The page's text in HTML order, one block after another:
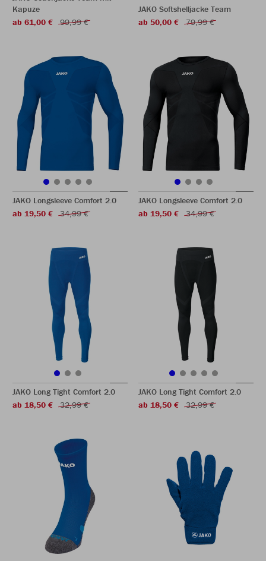
Kapuze
ab 61,00 €
99,99 €
JAKO Softshelljacke Team
ab 50,00 €
79,99 €
JAKO Longsleeve Comfort 2.0
ab 19,50 €
34,99 €
JAKO Longsleeve Comfort 2.0
ab 19,50 €
34,99 €
JAKO Long Tight Comfort 2.0
ab 18,50 €
32,99 €
JAKO Long Tight Comfort 2.0
ab 18,50 €
32,99 €